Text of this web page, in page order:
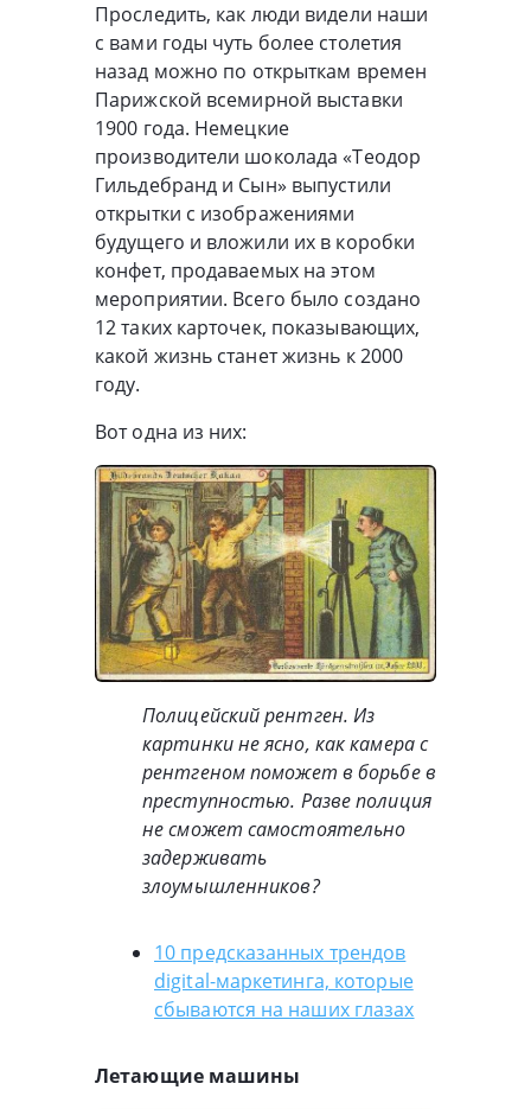
Проследить, как люди видели наши
с вами годы чуть более столетия
назад можно по открыткам времен
Парижской всемирной выставки
1900 года. Немецкие
производители шоколада «Теодор
Гильдебранд и Сын» выпустили
открытки с изображениями
будущего и вложили их в коробки
конфет, продаваемых на этом
мероприятии. Всего было создано
12 таких карточек, показывающих,
какой жизнь станет жизнь к 2000
году.
Вот одна из них:
Полицейский рентген. Из
картинки не ясно, как камера с
рентгеном поможет в борьбе в
преступностью. Разве полиция
не сможет самостоятельно
задерживать
злоумышленников?
10 предсказанных трендов
digital-маркетинга, которые
сбываются на наших глазах
Летающие машины